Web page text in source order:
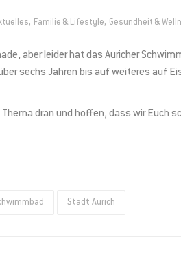
, Familie & Lifestyle, Gesundheit &
aber leider hat das Auricher
über sechs Jahren bis auf weiteres auf
dran und hoffen, dass wir Euch
Stadt Aurich